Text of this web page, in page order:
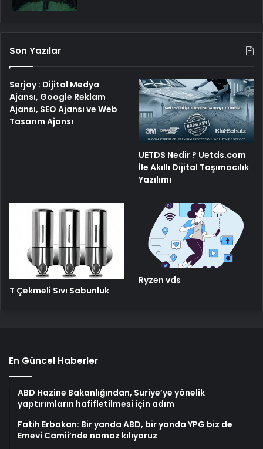
Son Yazılar
Serjoy : Dijital Medya
Ajansı, Google Reklam
Ajansı, SEO Ajansı ve Web
Tasarım Ajansı
UETDS Nedir ? Uetds.com
İle Akıllı Dijital Taşımacılık
Yazılımı
T Çekmeli Sıvı Sabunluk
Ryzen vds
En Güncel Haberler
ABD Hazine Bakanlığından, Suriye’ye yönelik
yaptırımların hafifletilmesi için adım
Fatih Erbakan: Bir yanda ABD, bir yanda YPG biz de
Emevi Camii’nde namaz kılıyoruz